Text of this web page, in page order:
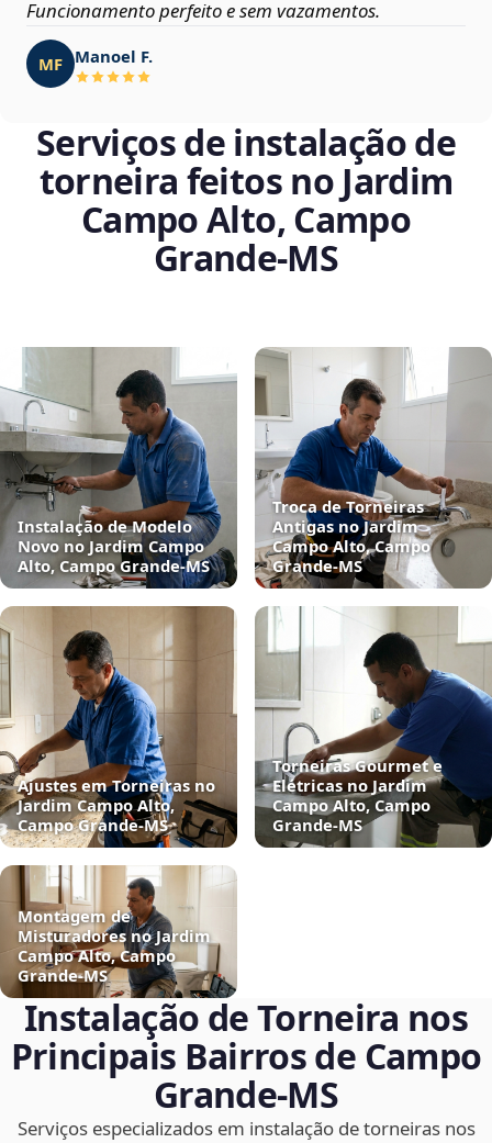
Funcionamento perfeito e sem vazamentos.
MF Manoel F.
Serviços de instalação de
torneira feitos no Jardim
Campo Alto, Campo
Grande‑MS
Instalação de Modelo
Novo no Jardim Campo
Alto, Campo Grande‑MS
Troca de Torneiras
Antigas no Jardim
Campo Alto, Campo
Grande‑MS
Ajustes em Torneiras no
Jardim Campo Alto,
Campo Grande‑MS
Torneiras Gourmet e
Elétricas no Jardim
Campo Alto, Campo
Grande‑MS
Montagem de
Misturadores no Jardim
Campo Alto, Campo
Grande‑MS
Instalação de Torneira nos
Principais Bairros de Campo
Grande‑MS
Serviços especializados em instalação de torneiras nos